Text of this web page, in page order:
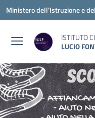
Vai ai contenuti
Vai al menu di navigazione
Vai al footer
Ministero dell'Istruzione e
ISTITUTO
LUCIO